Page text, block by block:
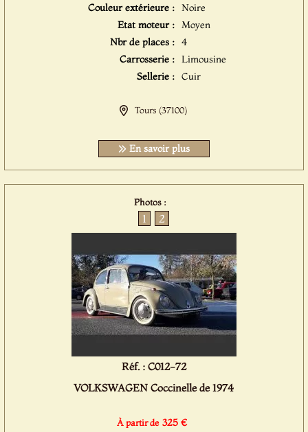
Couleur extérieure : Noire
Etat moteur :
Moyen
Nbr de places : 4
Carrosserie : Limousine
Sellerie : Cuir
Tours (37100)
En savoir plus
Photos :
1 2
Réf. : C012-72
VOLKSWAGEN Coccinelle de 1974
À partir de 325 €